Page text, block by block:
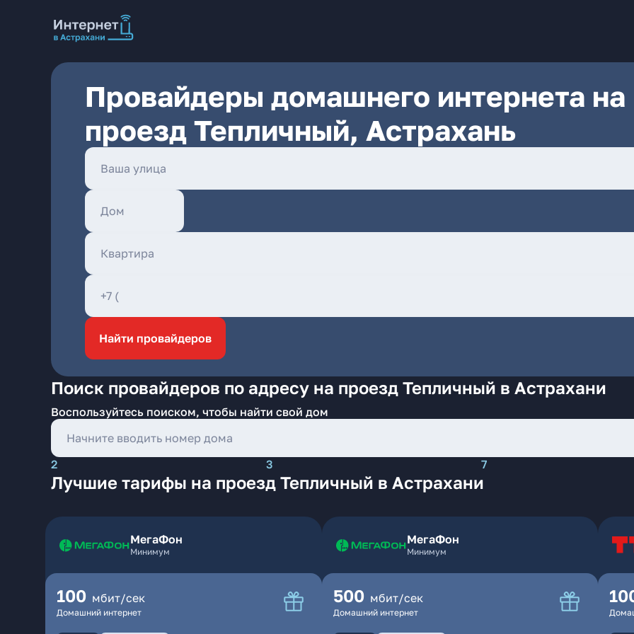
Провайдеры домашнего интернета на
проезд Тепличный, Астрахань
Найти провайдеров
Поиск провайдеров по адресу на проезд Тепличный в Астрахани
Воспользуйтесь поиском, чтобы найти свой дом
2 3 7
Лучшие тарифы на проезд Тепличный в Астрахани
МегаФон
Минимум
100 мбит/сек
Домашний интернет
МегаФон
Минимум
500 мбит/сек
Домашний интернет